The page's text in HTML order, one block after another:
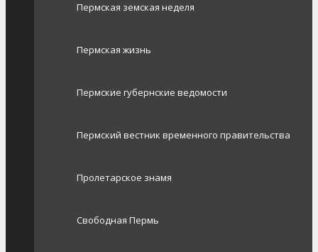
Пермская земская неделя
Пермская жизнь
Пермские губернские ведомости
Пермский вестник временного правительства
Пролетарское знамя
Свободная Пермь